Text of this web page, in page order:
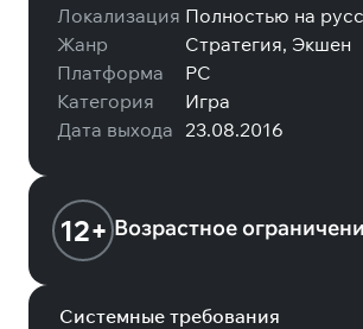
Локализация Полностью на
Жанр
Стратегия, Экшен
Платформа
PC
Категория
Игра
Дата выхода 23.08.2016
12+ Возрастное
Системные требования